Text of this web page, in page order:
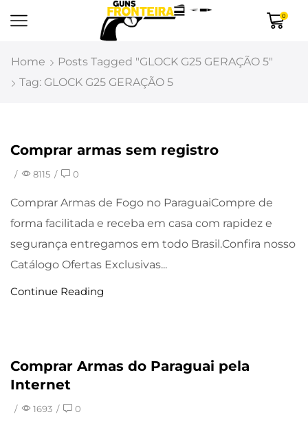
0
Home
Posts Tagged "GLOCK G25 GERAÇÃO 5"
Tag: GLOCK G25 GERAÇÃO 5
Uncategorized
Comprar armas sem registro
/ 8115 / 0
Comprar Armas de Fogo no ParaguaiCompre de
forma facilitada e receba em casa com rapidez e
segurança entregamos em todo Brasil.Confira nosso
Catálogo Ofertas Exclusivas...
Continue Reading
Uncategorized
Comprar Armas do Paraguai pela
Internet
/ 1693 / 0